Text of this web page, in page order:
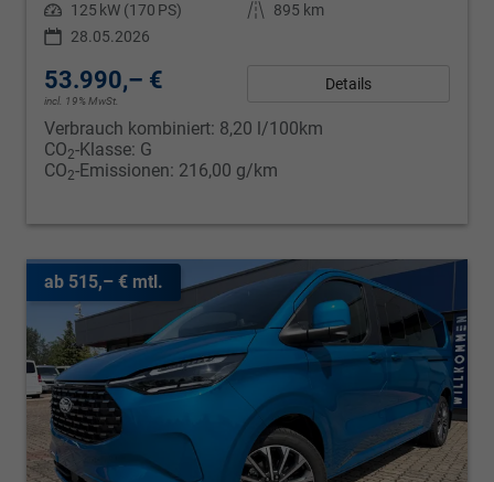
Leistung 125 kW (170 PS) Kilometerstand
895 km
28.05.2026
53.990,– €
incl. 19% MwSt.
Details
Verbrauch kombiniert: 8,20 l/100km
CO2-Klasse: G
CO2-Emissionen: 216,00 g/km
ab 515,– € mtl.